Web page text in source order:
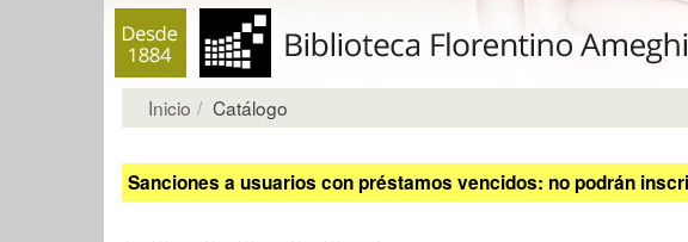
Inicio Catálogo
Sanciones a usuarios con préstamos vencidos: no podrán